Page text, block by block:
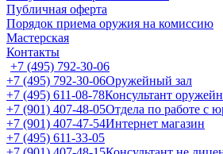
Публичная оферта
Порядок приема оружия на комиссию
Мастерская
Контакты
+7 (495) 792-30-06
+7 (495) 792-30-06Оружейный зал
+7 (495) 611-08-78Консультант
+7 (901) 407-48-05Отдела по работе с
+7 (901) 407-47-54Интернет магазин
+7 (495) 611-33-05